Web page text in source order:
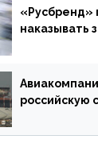
«Русбренд»
наказывать
российскую